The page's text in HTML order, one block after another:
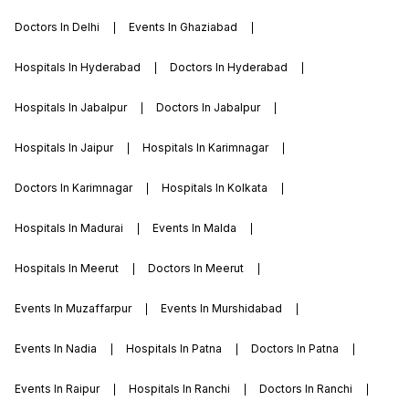
Doctors In Delhi Events In Ghaziabad
Hospitals In Hyderabad Doctors In Hyderabad
Hospitals In Jabalpur Doctors In Jabalpur
Hospitals In Jaipur Hospitals In Karimnagar
Doctors In Karimnagar Hospitals In Kolkata
Hospitals In Madurai Events In Malda
Hospitals In Meerut Doctors In Meerut
Events In Muzaffarpur Events In Murshidabad
Events In Nadia Hospitals In Patna Doctors In Patna
Events In Raipur Hospitals In Ranchi Doctors In Ranchi